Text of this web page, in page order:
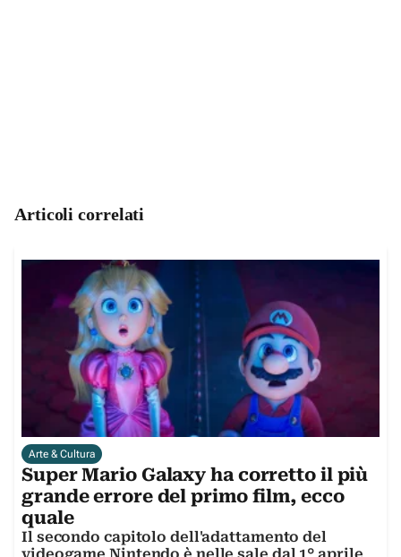
Articoli correlati
Arte & Cultura
Super Mario Galaxy ha corretto il più
grande errore del primo film, ecco
quale
Il secondo capitolo dell'adattamento del